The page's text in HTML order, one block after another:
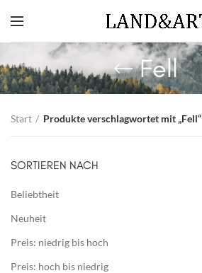
Fell
Start Produkte verschlagwortet mit „Fell“
SORTIEREN NACH
Beliebtheit
Neuheit
Preis: niedrig bis hoch
Preis: hoch bis niedrig